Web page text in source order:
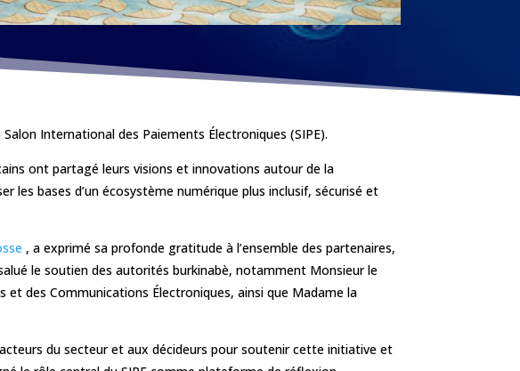
International des Paiements Électroniques (SIPE).
ont partagé leurs visions et innovations autour de la
lesbases d’un écosystème numérique plus inclusif, sécurisé et
, a exprimé sa profonde gratitude à l’ensemble des partenaires,
le soutien des autorités burkinabè, notamment Monsieur le
des Communications Électroniques, ainsi que Madame la
du secteur et aux décideurs pour soutenir cette initiative et